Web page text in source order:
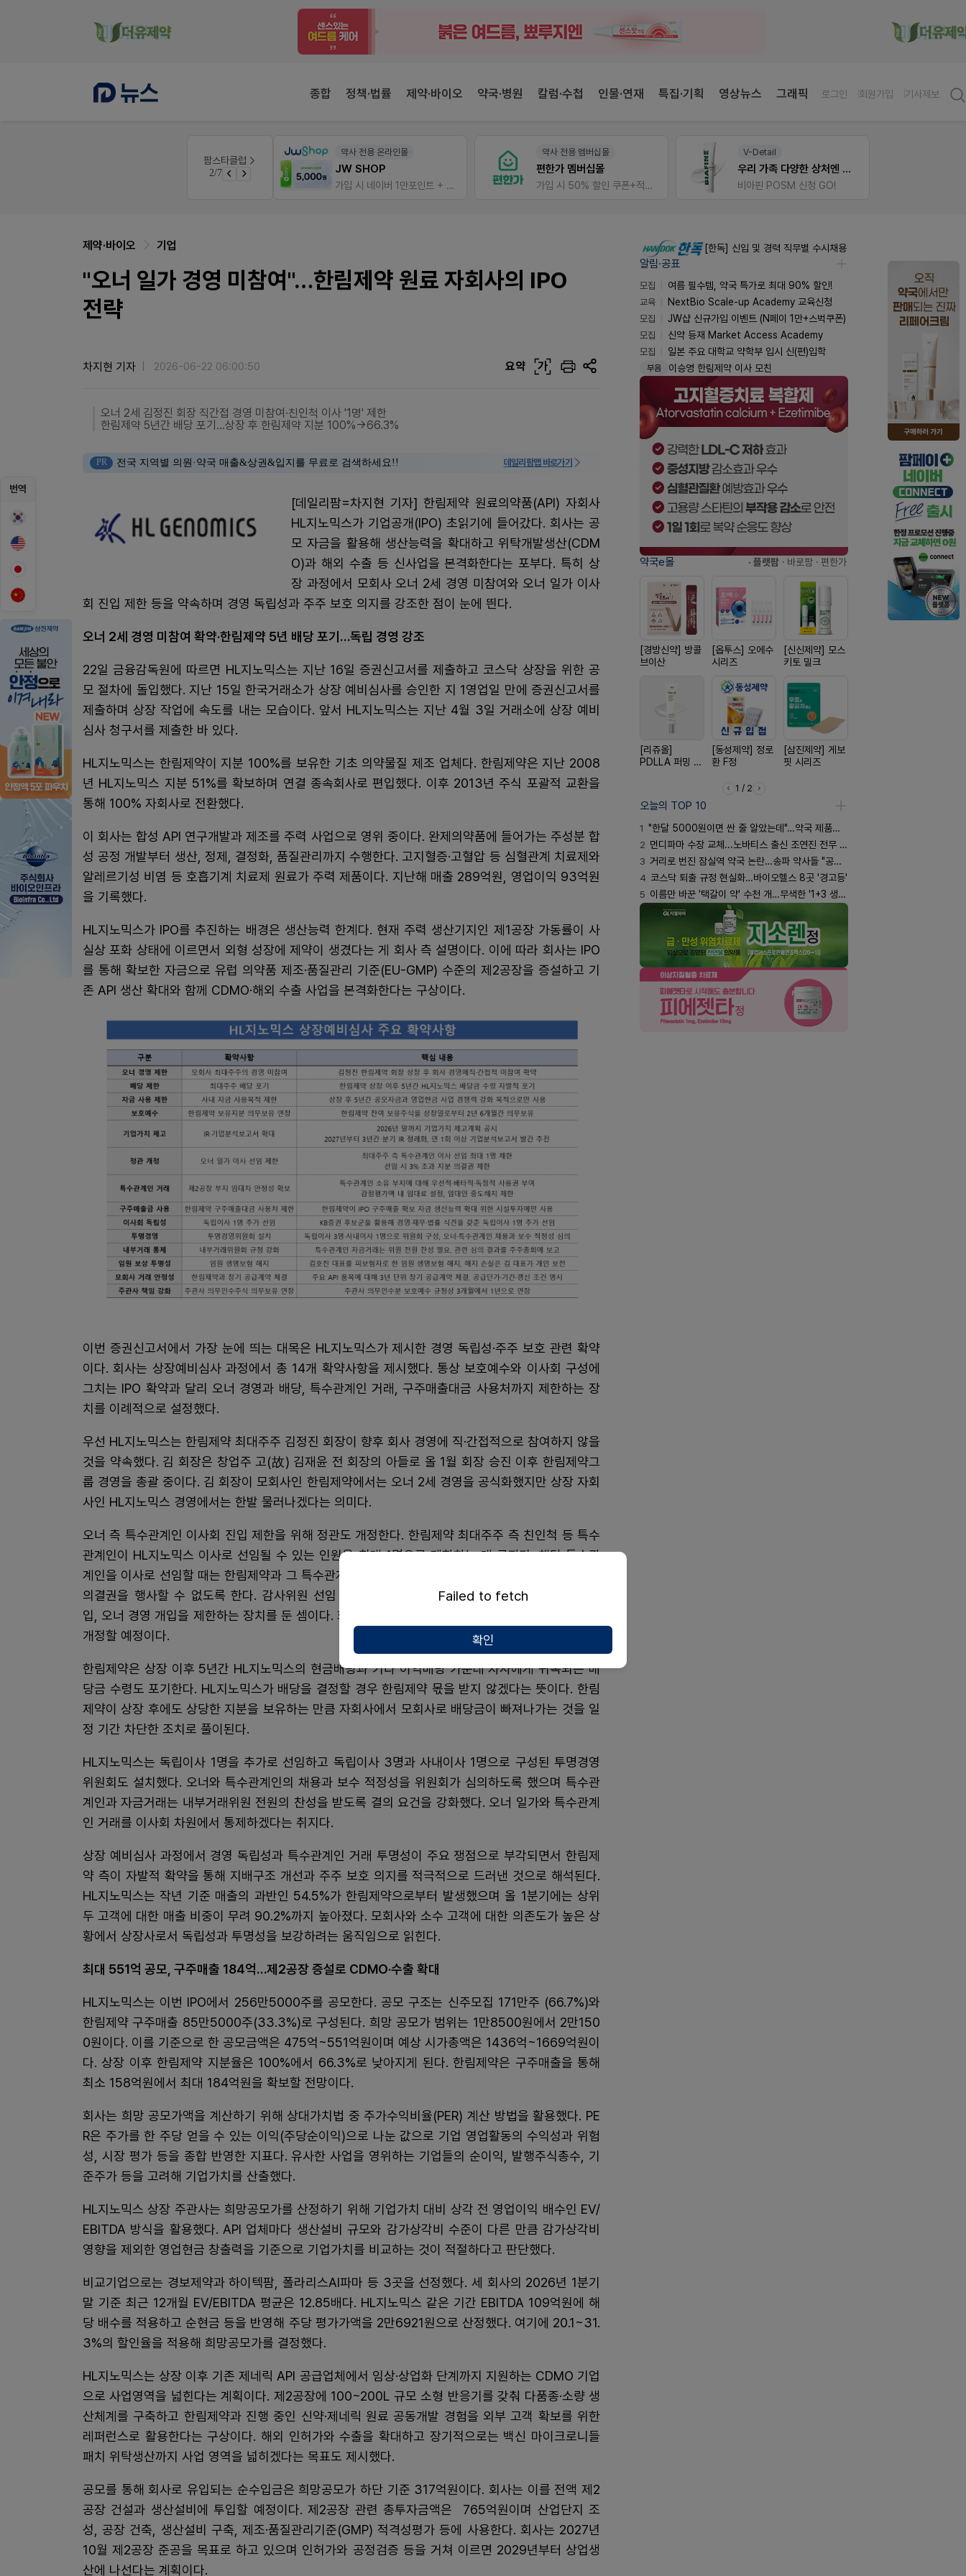
종합 정책·법률 제약·바이오 약국·병원 칼럼·수첩 인물·연재 특집·기획 영상뉴스 그래픽 로그인 회원가입 기사제보
팜스타클럽
3/7
약사 전용 멤버십몰
편한가 멤버십몰
가입 시 50% 할인 쿠폰+적립금까지!
V-Detail
비아핀 POSM 신청 GO!
팜노트
이달의 약국 신제품(8월호)
좋아요+의견남기면 쿠폰 증정
번역
제약·바이오 기업
"오너 일가 경영 미참여"…한림제약 원료 자회사의 IPO
전략
차지현 기자 2026-06-22 06:00:50 요약 가
오너 2세 김정진 회장 직간접 경영 미참여·친인척 이사 '1명' 제한
한림제약 5년간 배당 포기…상장 후 한림제약 지분 100%→66.3%
PR 전국 지역별 의원·약국 매출&상권&입지를 무료로 검색하세요!! 데일리팜맵 바로가기
[데일리팜=차지현 기자] 한림제약 원료의약품(API) 자회사
HL지노믹스가 기업공개(IPO) 초읽기에 들어갔다. 회사는 공
모 자금을 활용해 생산능력을 확대하고 위탁개발생산(CDM
O)과 해외 수출 등 신사업을 본격화한다는 포부다. 특히 상
장 과정에서 모회사 오너 2세 경영 미참여와 오너 일가 이사
회 진입 제한 등을 약속하며 경영 독립성과 주주 보호 의지를 강조한 점이 눈에 띈다.
오너 2세 경영 미참여 확약·한림제약 5년 배당 포기…독립 경영 강조
22일 금융감독원에 따르면 HL지노믹스는 지난 16일 증권신고서를 제출하고 코스닥 상장을 위한 공
모 절차에 돌입했다. 지난 15일 한국거래소가 상장 예비심사를 승인한 지 1영업일 만에 증권신고서를
제출하며 상장 작업에 속도를 내는 모습이다. 앞서 HL지노믹스는 지난 4월 3일 거래소에 상장 예비
심사 청구서를 제출한 바 있다.
HL지노믹스는 한림제약이 지분 100%를 보유한 기초 의약물질 제조 업체다. 한림제약은 지난 2008
년 HL지노믹스 지분 51%를 확보하며 연결 종속회사로 편입했다. 이후 2013년 주식 포괄적 교환을
통해 100% 자회사로 전환했다.
이 회사는 합성 API 연구개발과 제조를 주력 사업으로 영위 중이다. 완제의약품에 들어가는 주성분 합
성 공정 개발부터 생산, 정제, 결정화, 품질관리까지 수행한다. 고지혈증·고혈압 등 심혈관계 치료제와
알레르기성 비염 등 호흡기계 치료제 원료가 주력 제품이다. 지난해 매출 289억원, 영업이익 93억원
을 기록했다.
HL지노믹스가 IPO를 추진하는 배경은 생산능력 한계다. 현재 주력 생산기지인 제1공장 가동률이 사
실상 포화 상태에 이르면서 외형 성장에 제약이 생겼다는 게 회사 측 설명이다. 이에 따라 회사는 IPO
를 통해 확보한 자금으로 유럽 의약품 제조·품질관리 기준(EU-GMP) 수준의 제2공장을 증설하고 기
존 API 생산 확대와 함께 CDMO·해외 수출 사업을 본격화한다는 구상이다.
이번 증권신고서에서 가장 눈에 띄는 대목은 HL지노믹스가 제시한 경영 독립성·주주 보호 관련 확약
이다. 회사는 상장예비심사 과정에서 총 14개 확약사항을 제시했다. 통상 보호예수와 이사회 구성에
그치는 IPO 확약과 달리 오너 경영과 배당, 특수관계인 거래, 구주매출대금 사용처까지 제한하는 장
치를 이례적으로 설정했다.
우선 HL지노믹스는 한림제약 최대주주 김정진 회장이 향후 회사 경영에 직·간접적으로 참여하지 않을
것을 약속했다. 김 회장은 창업주 고(故) 김재윤 전 회장의 아들로 올 1월 회장 승진 이후 한림제약그
룹 경영을 총괄 중이다. 김 회장이 모회사인 한림제약에서는 오너 2세 경영을 공식화했지만 상장 자회
사인 HL지노믹스 경영에서는 한발 물러나겠다는 의미다.
오너 측 특수관계인 이사회 진입 제한을 위해 정관도 개정한다. 한림제약 최대주주 측 친인척 등 특수
관계인이 HL지노믹스 이사로 선임될 수 있는 인원을 최대 1명으로 제한하는 게 골자다. 해당 특수관
계인을 이사로 선임할 때는 한림제약과 그 특수관계인이 보유한 지분 중 3%를 초과하는 주식에 대해
의결권을 행사할 수 없도록 한다. 감사위원 선임 때 적용하는 '3%룰'을 오너 일가 이사 선임에 도
입, 오너 경영 개입을 제한하는 장치를 둔 셈이다. 회사는 오는 7월 임시 주주총회를 열고 관련 정관을
개정할 예정이다.
한림제약은 상장 이후 5년간 HL지노믹스의 현금배당과 기타 이익배당 가운데 자사에게 귀속되는 배
당금 수령도 포기한다. HL지노믹스가 배당을 결정할 경우 한림제약 몫을 받지 않겠다는 뜻이다. 한림
제약이 상장 후에도 상당한 지분을 보유하는 만큼 자회사에서 모회사로 배당금이 빠져나가는 것을 일
정 기간 차단한 조치로 풀이된다.
HL지노믹스는 독립이사 1명을 추가로 선임하고 독립이사 3명과 사내이사 1명으로 구성된 투명경영
위원회도 설치했다. 오너와 특수관계인의 채용과 보수 적정성을 위원회가 심의하도록 했으며 특수관
계인과 자금거래는 내부거래위원 전원의 찬성을 받도록 결의 요건을 강화했다. 오너 일가와 특수관계
인 거래를 이사회 차원에서 통제하겠다는 취지다.
상장 예비심사 과정에서 경영 독립성과 특수관계인 거래 투명성이 주요 쟁점으로 부각되면서 한림제
약 측이 자발적 확약을 통해 지배구조 개선과 주주 보호 의지를 적극적으로 드러낸 것으로 해석된다.
HL지노믹스는 작년 기준 매출의 과반인 54.5%가 한림제약으로부터 발생했으며 올 1분기에는 상위
두 고객에 대한 매출 비중이 무려 90.2%까지 높아졌다. 모회사와 소수 고객에 대한 의존도가 높은 상
황에서 상장사로서 독립성과 투명성을 보강하려는 움직임으로 읽힌다.
최대 551억 공모, 구주매출 184억…제2공장 증설로 CDMO·수출 확대
HL지노믹스는 이번 IPO에서 256만5000주를 공모한다. 공모 구조는 신주모집 171만주 (66.7%)와
한림제약 구주매출 85만5000주(33.3%)로 구성된다. 희망 공모가 범위는 1만8500원에서 2만150
0원이다. 이를 기준으로 한 공모금액은 475억~551억원이며 예상 시가총액은 1436억~1669억원이
다. 상장 이후 한림제약 지분율은 100%에서 66.3%로 낮아지게 된다. 한림제약은 구주매출을 통해
최소 158억원에서 최대 184억원을 확보할 전망이다.
회사는 희망 공모가액을 계산하기 위해 상대가치법 중 주가수익비율(PER) 계산 방법을 활용했다. PE
R은 주가를 한 주당 얻을 수 있는 이익(주당순이익)으로 나눈 값으로 기업 영업활동의 수익성과 위험
성, 시장 평가 등을 종합 반영한 지표다. 유사한 사업을 영위하는 기업들의 순이익, 발행주식총수, 기
준주가 등을 고려해 기업가치를 산출했다.
HL지노믹스 상장 주관사는 희망공모가를 산정하기 위해 기업가치 대비 상각 전 영업이익 배수인 EV/
EBITDA 방식을 활용했다. API 업체마다 생산설비 규모와 감가상각비 수준이 다른 만큼 감가상각비
영향을 제외한 영업현금 창출력을 기준으로 기업가치를 비교하는 것이 적절하다고 판단했다.
비교기업으로는 경보제약과 하이텍팜, 폴라리스AI파마 등 3곳을 선정했다. 세 회사의 2026년 1분기
말 기준 최근 12개월 EV/EBITDA 평균은 12.85배다. HL지노믹스 같은 기간 EBITDA 109억원에 해
당 배수를 적용하고 순현금 등을 반영해 주당 평가가액을 2만6921원으로 산정했다. 여기에 20.1~31.
3%의 할인율을 적용해 희망공모가를 결정했다.
HL지노믹스는 상장 이후 기존 제네릭 API 공급업체에서 임상·상업화 단계까지 지원하는 CDMO 기업
으로 사업영역을 넓힌다는 계획이다. 제2공장에 100~200L 규모 소형 반응기를 갖춰 다품종·소량 생
산체계를 구축하고 한림제약과 진행 중인 신약·제네릭 원료 공동개발 경험을 외부 고객 확보를 위한
레퍼런스로 활용한다는 구상이다. 해외 인허가와 수출을 확대하고 장기적으로는 백신 마이크로니들
패치 위탁생산까지 사업 영역을 넓히겠다는 목표도 제시했다.
공모를 통해 회사로 유입되는 순수입금은 희망공모가 하단 기준 317억원이다. 회사는 이를 전액 제2
공장 건설과 생산설비에 투입할 예정이다. 제2공장 관련 총투자금액은 765억원이며 산업단지 조
성, 공장 건축, 생산설비 구축, 제조·품질관리기준(GMP) 적격성평가 등에 사용한다. 회사는 2027년
10월 제2공장 준공을 목표로 하고 있으며 인허가와 공정검증 등을 거쳐 이르면 2029년부터 상업생
산에 나선다는 계획이다.
[한독] 신입 및 경력 직무별 수시채용
알림·공표
모집
여름 필수템, 약국 특가로 최대 90% 할인!
교육
NextBio Scale-up Academy 교육신청
모집
JW샵 신규가입 이벤트 (N페이 1만+스벅쿠폰)
모집
신약 등재 Market Access Academy
모집
일본 주요 대학교 약학부 입시 신(편)입학
부음 이승영 한림제약 이사 모친
약국e몰 · 플랫팜 · 바로팜 · 편한가
[경방신약] 방콜
브이산
[옵투스] 오에수
시리즈
[신신제약] 모스
키토 밀크
[리쥬올]
PDLLA 퍼밍 크
[동성제약] 정로
환 F정
[삼진제약] 게보
핏 시리즈
1 / 2
오늘의 TOP 10
1 "한달 5000원이면 싼 줄 알았는데"…약국 제품과 비교해보니
2 먼디파마 수장 교체...노바티스 출신 조연진 전무 내정
3 거리로 번진 잠실역 약국 논란…송파 약사들 "공공성 훼손"
4 코스닥 퇴출 규정 현실화…바이오헬스 8곳 '경고등'
5 이름만 바꾼 '택갈이 약' 수천 개…무색한 '1+3 생동'
Failed to fetch
확인